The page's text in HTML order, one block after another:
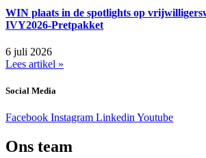
WIN plaats in de spotlights op
IVY2026-Pretpakket
6 juli 2026
Lees artikel »
Social Media
Facebook Instagram Linkedin Youtube
Ons team